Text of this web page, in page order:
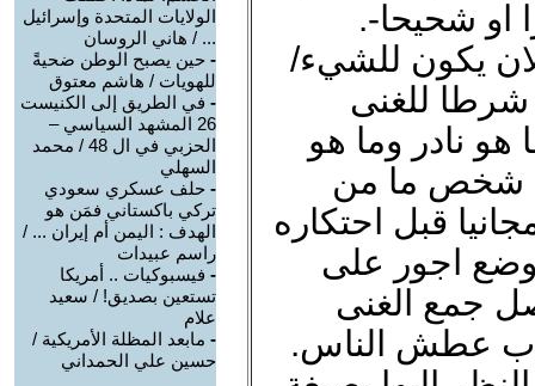
او شحيحا-.
يكون للشيء/
شرطا للغنى
هو نادر وما هو
شخص ما من
قبل احتكاره
اجور على
جمع الغنى
عطش الناس.
الولايات المتحدة وإسرائيل
... / هاني الروسان
- حين يصبح الوطن ضحيةً
للهويات / هاشم معتوق
- في الطريق إلى الكنيست
26 المشهد السياسي –
الحزبي في ال 48 / محمد
السهلي
- حلف عسكري سعودي
تركي باكستاني فمَن هو
الهدف : اليمن أم إيران ... /
راسم عبيدات
- فيسبوكيات .. أمريكا
تستعين بصديق! / سعيد
علام
- مابعد المظلة الأمريكية /
حسين علي الحمداني